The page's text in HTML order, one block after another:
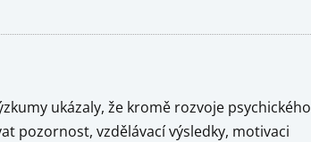
ukázaly, že kromě rozvoje psychického
pozornost, vzdělávací výsledky, motivaci